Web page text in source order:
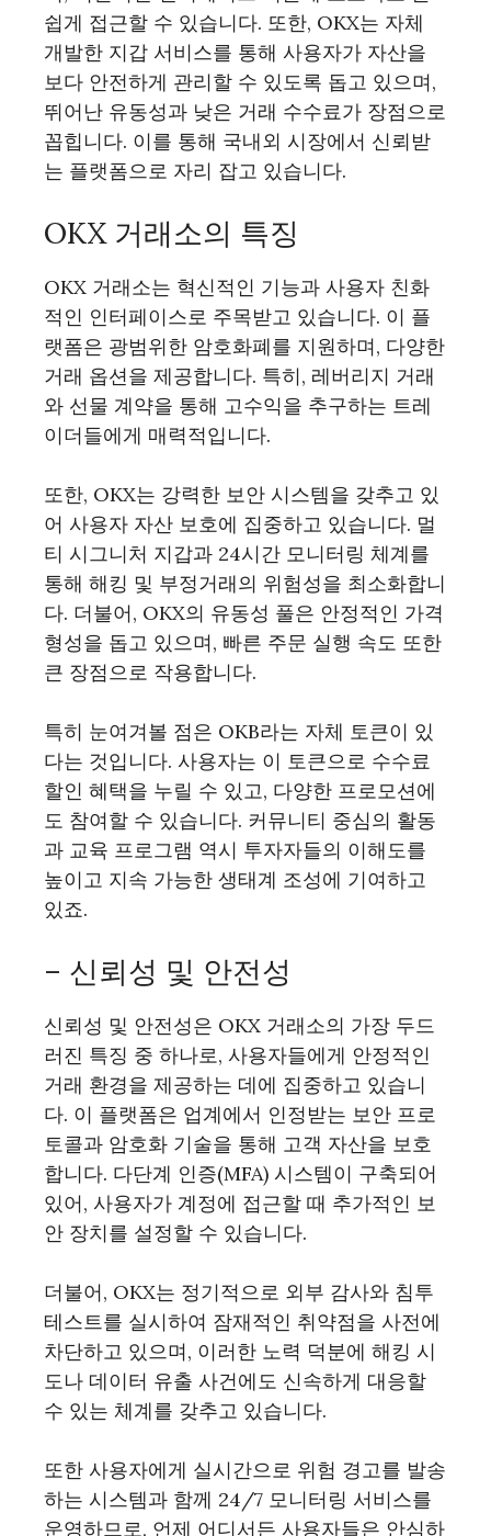
쉽게 접근할 수 있습니다. 또한, OKX는 자체
개발한 지갑 서비스를 통해 사용자가 자산을
보다 안전하게 관리할 수 있도록 돕고 있으며,
뛰어난 유동성과 낮은 거래 수수료가 장점으로
꼽힙니다. 이를 통해 국내외 시장에서 신뢰받
는 플랫폼으로 자리 잡고 있습니다.
OKX 거래소의 특징
OKX 거래소는 혁신적인 기능과 사용자 친화
적인 인터페이스로 주목받고 있습니다. 이 플
랫폼은 광범위한 암호화폐를 지원하며, 다양한
거래 옵션을 제공합니다. 특히, 레버리지 거래
와 선물 계약을 통해 고수익을 추구하는 트레
이더들에게 매력적입니다.
또한, OKX는 강력한 보안 시스템을 갖추고 있
어 사용자 자산 보호에 집중하고 있습니다. 멀
티 시그니처 지갑과 24시간 모니터링 체계를
통해 해킹 및 부정거래의 위험성을 최소화합니
다. 더불어, OKX의 유동성 풀은 안정적인 가격
형성을 돕고 있으며, 빠른 주문 실행 속도 또한
큰 장점으로 작용합니다.
특히 눈여겨볼 점은 OKB라는 자체 토큰이 있
다는 것입니다. 사용자는 이 토큰으로 수수료
할인 혜택을 누릴 수 있고, 다양한 프로모션에
도 참여할 수 있습니다. 커뮤니티 중심의 활동
과 교육 프로그램 역시 투자자들의 이해도를
높이고 지속 가능한 생태계 조성에 기여하고
있죠.
– 신뢰성 및 안전성
신뢰성 및 안전성은 OKX 거래소의 가장 두드
러진 특징 중 하나로, 사용자들에게 안정적인
거래 환경을 제공하는 데에 집중하고 있습니
다. 이 플랫폼은 업계에서 인정받는 보안 프로
토콜과 암호화 기술을 통해 고객 자산을 보호
합니다. 다단계 인증(MFA) 시스템이 구축되어
있어, 사용자가 계정에 접근할 때 추가적인 보
안 장치를 설정할 수 있습니다.
더불어, OKX는 정기적으로 외부 감사와 침투
테스트를 실시하여 잠재적인 취약점을 사전에
차단하고 있으며, 이러한 노력 덕분에 해킹 시
도나 데이터 유출 사건에도 신속하게 대응할
수 있는 체계를 갖추고 있습니다.
또한 사용자에게 실시간으로 위험 경고를 발송
하는 시스템과 함께 24/7 모니터링 서비스를
운영하므로, 언제 어디서든 사용자들은 안심하